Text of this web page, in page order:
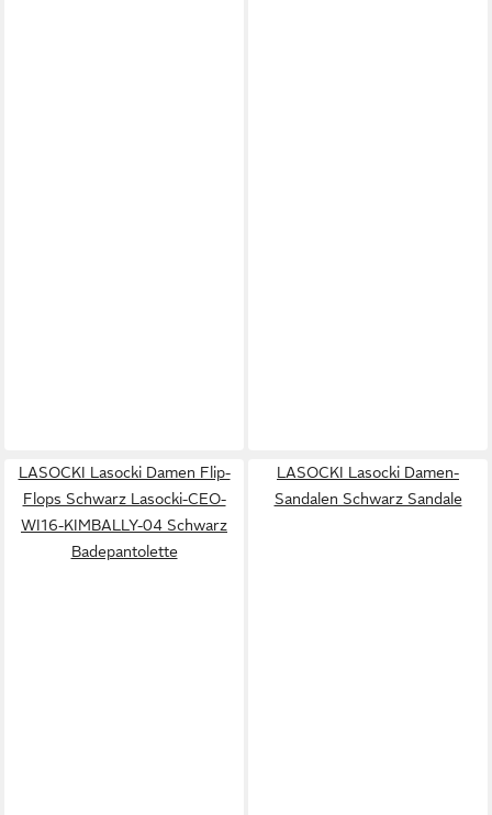
LASOCKI Lasocki Damen Flip-
Flops Schwarz Lasocki-CEO-
WI16-KIMBALLY-04 Schwarz
Badepantolette
LASOCKI Lasocki Damen-
Sandalen Schwarz Sandale